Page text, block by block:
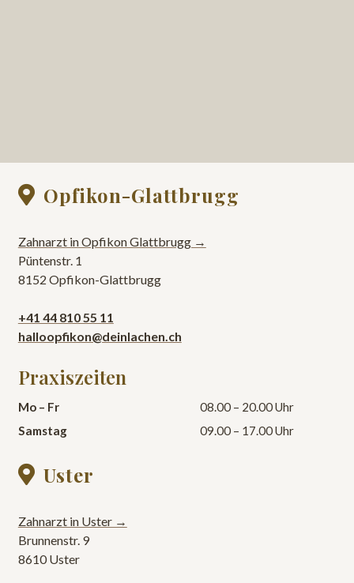
 Opfikon-Glattbrugg
Zahnarzt in Opfikon Glattbrugg →
Püntenstr. 1
8152 Opfikon-Glattbrugg
+41 44 810 55 11
halloopfikon@deinlachen.ch
Praxiszeiten
Mo – Fr
08.00 – 20.00 Uhr
Samstag
09.00 – 17.00 Uhr
 Uster
Zahnarzt in Uster →
Brunnenstr. 9
8610 Uster